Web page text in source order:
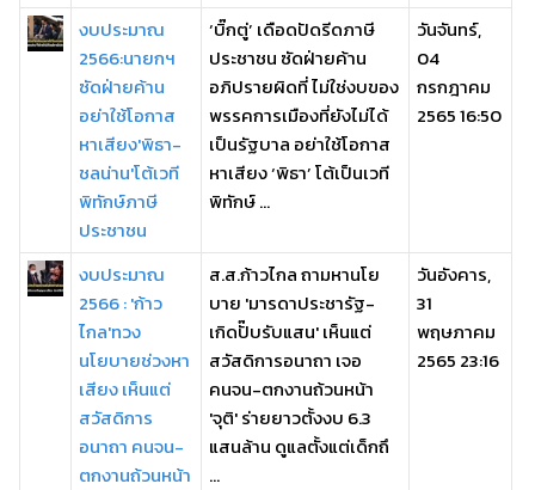
งบประมาณ
2566:นายกฯ
ซัดฝ่ายค้าน
อย่าใช้โอกาส
หาเสียง'พิธา-
ชลน่าน'โต้เวที
พิทักษ์ภาษี
ประชาชน
‘บิ๊กตู่’ เดือดปัดรีดภาษี
ประชาชน ซัดฝ่ายค้าน
อภิปรายผิดที่ ไม่ใช่งบของ
พรรคการเมืองที่ยังไม่ได้
เป็นรัฐบาล อย่าใช้โอกาส
หาเสียง ‘พิธา’ โต้เป็นเวที
พิทักษ์ ...
วันจันทร์,
04
กรกฎาคม
2565 16:50
งบประมาณ
2566 : 'ก้าว
ไกล'ทวง
นโยบายช่วงหา
เสียง เห็นแต่
สวัสดิการ
อนาถา คนจน-
ตกงานถ้วนหน้า
ส.ส.ก้าวไกล ถามหานโย
บาย 'มารดาประชารัฐ-
เกิดปั๊บรับแสน' เห็นแต่
สวัสดิการอนาถา เจอ
คนจน-ตกงานถ้วนหน้า
'จุติ' ร่ายยาวตั้งงบ 6.3
แสนล้าน ดูแลตั้งแต่เด็กถึ
...
วันอังคาร,
31
พฤษภาคม
2565 23:16